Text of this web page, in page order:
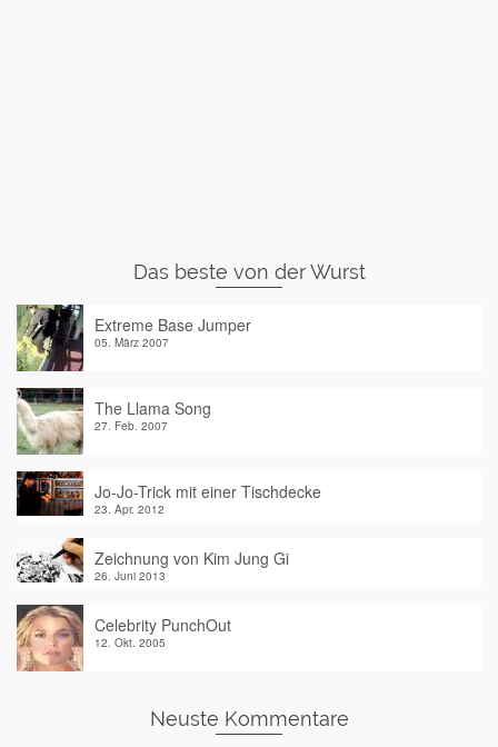
Das beste von der Wurst
Extreme Base Jumper
05. März 2007
The Llama Song
27. Feb. 2007
Jo-Jo-Trick mit einer Tischdecke
23. Apr. 2012
Zeichnung von Kim Jung Gi
26. Juni 2013
Celebrity PunchOut
12. Okt. 2005
Neuste Kommentare